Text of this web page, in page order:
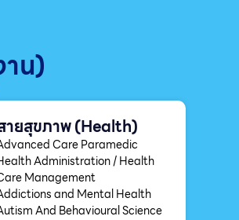
น)
ายสุขภาพ (Health)
Care Paramedic
Administration / Health
Management
and Mental Health
And Behavioural Science